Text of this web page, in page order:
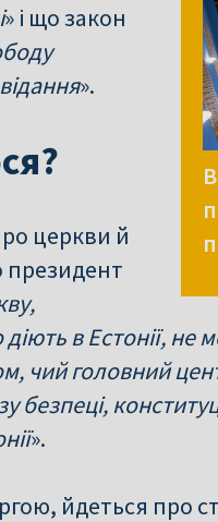
» і що закон
».
церкви й
президент
в Естонії, не
чий головний
безпеці,
».
йдеться про